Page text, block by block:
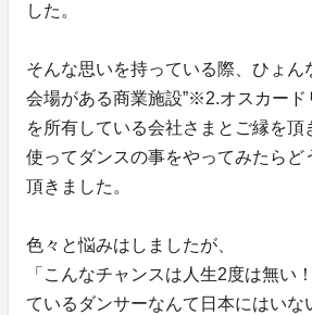
した。
そんな思いを持っている際、ひょん
会場がある商業施設”※2.オスカード
を所有している会社さまとご縁を頂
使ってダンスの事をやってみたらど
頂きました。
色々と悩みはしましたが、
「こんなチャンスは人生2度は無い
ているダンサーなんて日本にはいな